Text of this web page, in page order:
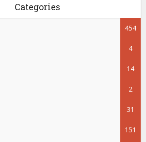
Categories
454
4
14
2
31
151